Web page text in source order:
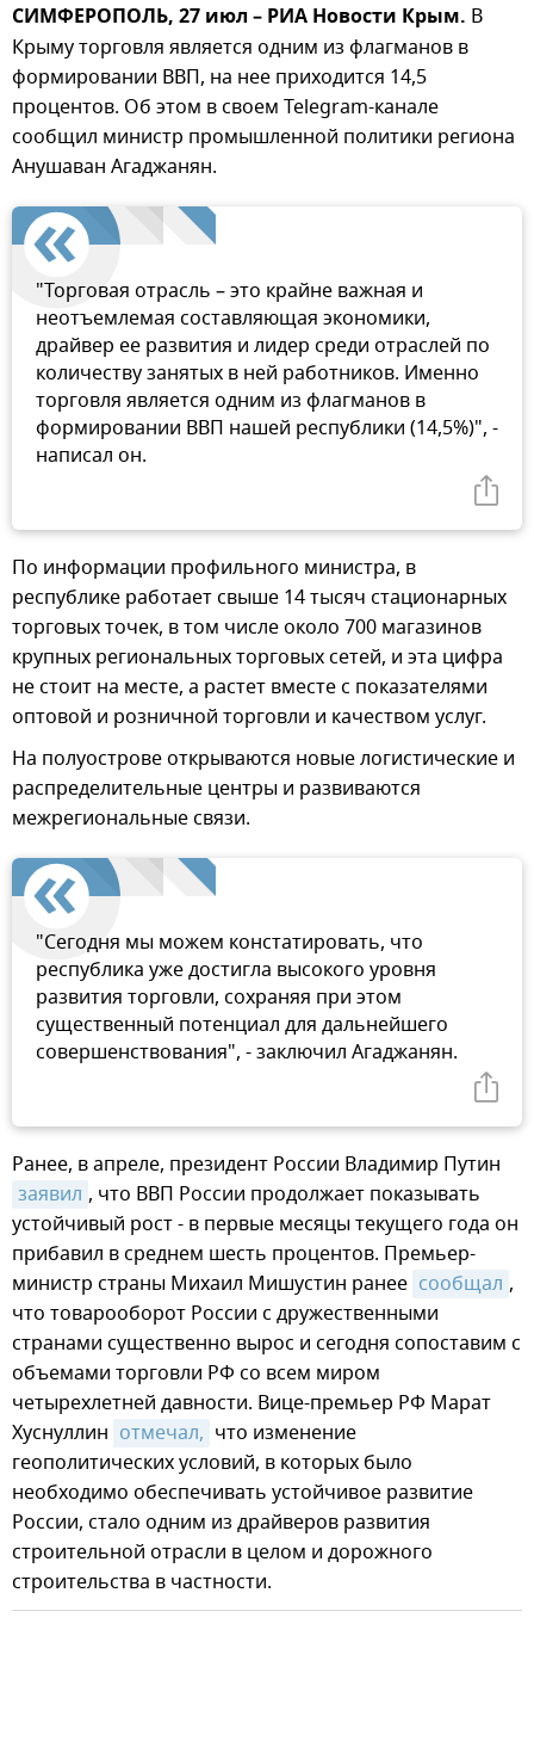
СИМФЕРОПОЛЬ, 27 июл – РИА Новости Крым. В
Крыму торговля является одним из флагманов в
формировании ВВП, на нее приходится 14,5
процентов. Об этом в своем Telegram-канале
сообщил министр промышленной политики региона
Анушаван Агаджанян.
"Торговая отрасль – это крайне важная и
неотъемлемая составляющая экономики,
драйвер ее развития и лидер среди отраслей по
количеству занятых в ней работников. Именно
торговля является одним из флагманов в
формировании ВВП нашей республики (14,5%)", -
написал он.
По информации профильного министра, в
республике работает свыше 14 тысяч стационарных
торговых точек, в том числе около 700 магазинов
крупных региональных торговых сетей, и эта цифра
не стоит на месте, а растет вместе с показателями
оптовой и розничной торговли и качеством услуг.
На полуострове открываются новые логистические и
распределительные центры и развиваются
межрегиональные связи.
"Сегодня мы можем констатировать, что
республика уже достигла высокого уровня
развития торговли, сохраняя при этом
существенный потенциал для дальнейшего
совершенствования", - заключил Агаджанян.
Ранее, в апреле, президент России Владимир Путин
заявил , что ВВП России продолжает показывать
устойчивый рост - в первые месяцы текущего года он
прибавил в среднем шесть процентов. Премьер-
министр страны Михаил Мишустин ранее сообщал ,
что товарооборот России с дружественными
странами существенно вырос и сегодня сопоставим с
объемами торговли РФ со всем миром
четырехлетней давности. Вице-премьер РФ Марат
Хуснуллин отмечал, что изменение
геополитических условий, в которых было
необходимо обеспечивать устойчивое развитие
России, стало одним из драйверов развития
строительной отрасли в целом и дорожного
строительства в частности.